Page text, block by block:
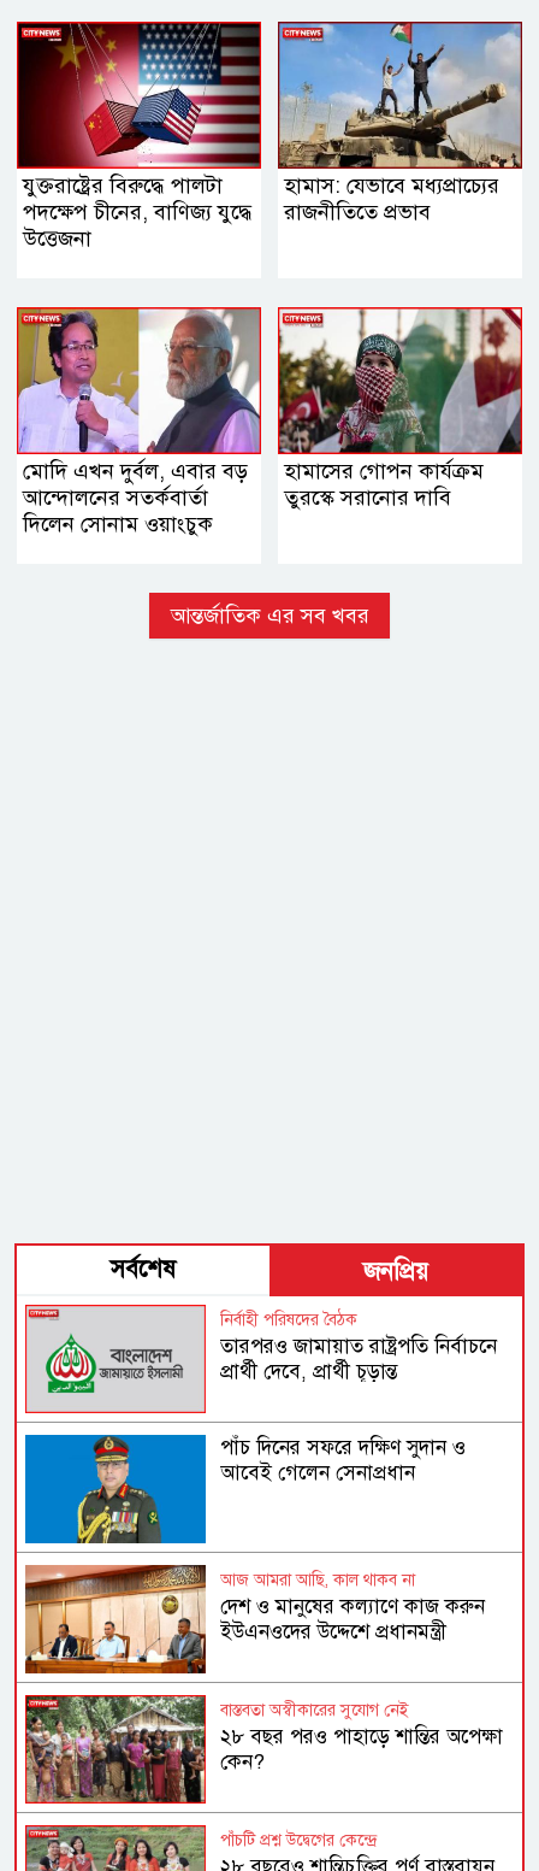
যুক্তরাষ্ট্রের বিরুদ্ধে পালটা
পদক্ষেপ চীনের, বাণিজ্য যুদ্ধে
‍উত্তেজনা
হামাস: যেভাবে মধ্যপ্রাচ্যের
রাজনীতিতে প্রভাব
মোদি এখন দুর্বল, এবার বড়
আন্দোলনের সতর্কবার্তা
দিলেন সোনাম ওয়াংচুক
হামাসের গোপন কার্যক্রম
তুরস্কে সরানোর দাবি
আন্তর্জাতিক এর সব খবর
সর্বশেষ জনপ্রিয়
নির্বাহী পরিষদের বৈঠক
তারপরও জামায়াত রাষ্ট্রপতি নির্বাচনে
প্রার্থী দেবে, প্রার্থী চূড়ান্ত
পাঁচ দিনের সফরে দক্ষিণ সুদান ও
আবেই গেলেন সেনাপ্রধান
আজ আমরা আছি, কাল থাকব না
দেশ ও মানুষের কল্যাণে কাজ করুন
ইউএনওদের উদ্দেশে প্রধানমন্ত্রী
বাস্তবতা অস্বীকারের সুযোগ নেই
২৮ বছর পরও পাহাড়ে শান্তির অপেক্ষা
কেন?
পাঁচটি প্রশ্ন উদ্বেগের কেন্দ্রে